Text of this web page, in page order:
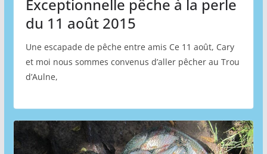
Exceptionnelle pêche à la perle
du 11 août 2015
Une escapade de pêche entre amis Ce 11 août, Cary
et moi nous sommes convenus d’aller pêcher au Trou
d’Aulne,